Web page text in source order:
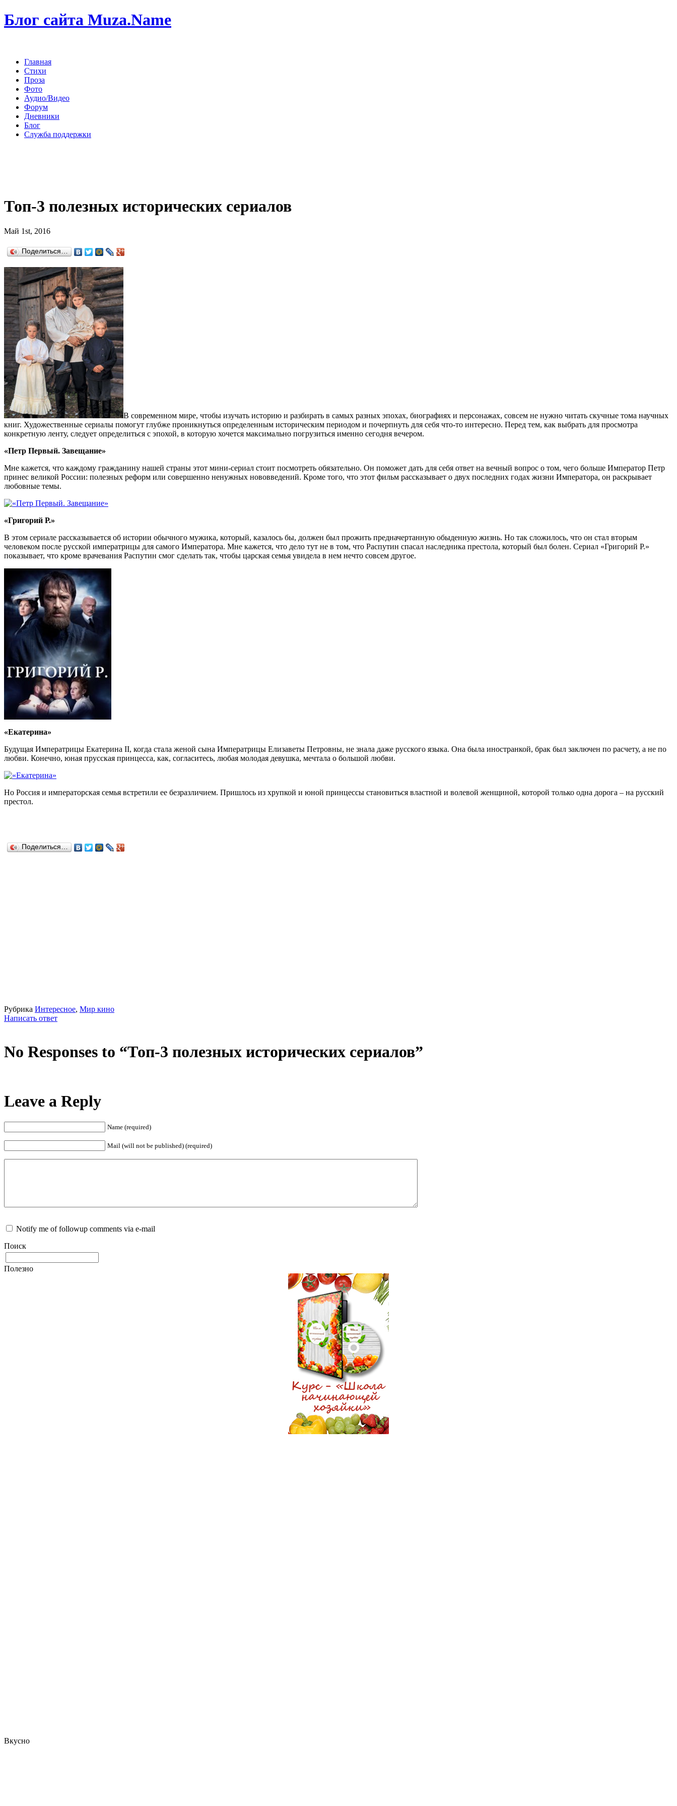
Блог сайта Muza.Name
Главная
Стихи
Проза
Фото
Аудио/Видео
Форум
Дневники
Блог
Служба поддержки
Топ-3 полезных исторических сериалов
Май 1st, 2016
Поделиться…
В современном мире, чтобы изучать историю и разбирать в самых разных эпохах, биографиях и персонажах, совсем не нужно читать скучные тома научных
книг. Художественные сериалы помогут глубже проникнуться определенным историческим периодом и почерпнуть для себя что-то интересно. Перед тем, как выбрать для просмотра
конкретную ленту, следует определиться с эпохой, в которую хочется максимально погрузиться именно сегодня вечером.
«Петр Первый. Завещание»
Мне кажется, что каждому гражданину нашей страны этот мини-сериал стоит посмотреть обязательно. Он поможет дать для себя ответ на вечный вопрос о том, чего больше Император Петр
принес великой России: полезных реформ или совершенно ненужных нововведений. Кроме того, что этот фильм рассказывает о двух последних годах жизни Императора, он раскрывает
любовные темы.
«Григорий Р.»
В этом сериале рассказывается об истории обычного мужика, который, казалось бы, должен был прожить предначертанную обыденную жизнь. Но так сложилось, что он стал вторым
человеком после русской императрицы для самого Императора. Мне кажется, что дело тут не в том, что Распутин спасал наследника престола, который был болен. Сериал «Григорий Р.»
показывает, что кроме врачевания Распутин смог сделать так, чтобы царская семья увидела в нем нечто совсем другое.
«Екатерина»
Будущая Императрицы Екатерина II, когда стала женой сына Императрицы Елизаветы Петровны, не знала даже русского языка. Она была иностранкой, брак был заключен по расчету, а не по
любви. Конечно, юная прусская принцесса, как, согласитесь, любая молодая девушка, мечтала о большой любви.
Но Россия и императорская семья встретили ее безразличием. Пришлось из хрупкой и юной принцессы становиться властной и волевой женщиной, которой только одна дорога – на русский
престол.
Поделиться…
Рубрика Интересное, Мир кино
Написать ответ
No Responses to “Топ-3 полезных исторических сериалов”
Leave a Reply
Name (required)
Mail (will not be published) (required)
Notify me of followup comments via e-mail
Поиск
Полезно
Вкусно